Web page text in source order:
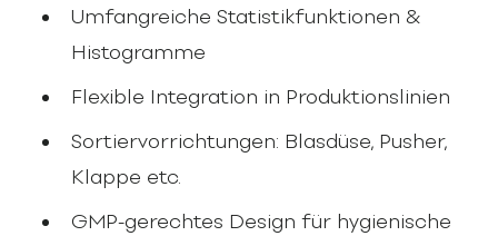
Umfangreiche Statistikfunktionen &
Histogramme
Flexible Integration in Produktionslinien
Sortiervorrichtungen: Blasdüse, Pusher,
Klappe etc.
GMP-gerechtes Design für hygienische